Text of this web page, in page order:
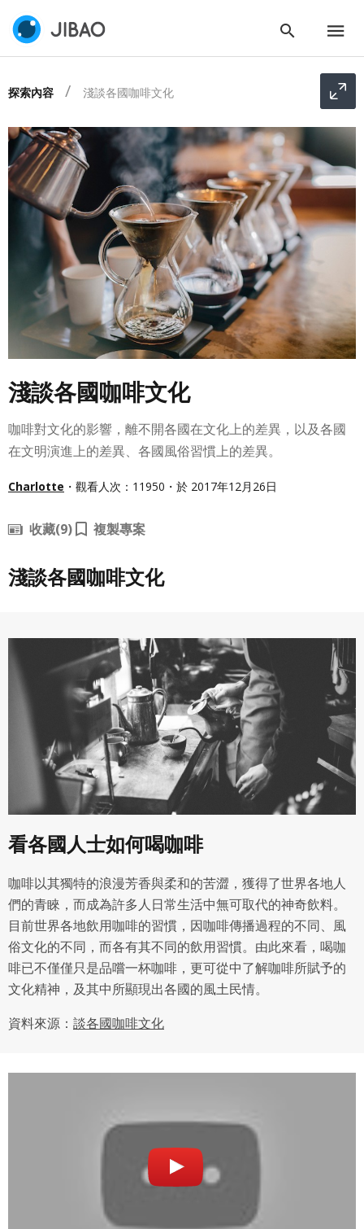
探索內容 淺談各國咖啡文化
淺談各國咖啡文化
咖啡對文化的影響，離不開各國在文化上的差異，以及各國
在文明演進上的差異、各國風俗習慣上的差異。
Charlotte ・觀看人次：11950・於 2017年12月26日
收藏(9) 複製專案
淺談各國咖啡文化
看各國人士如何喝咖啡
咖啡以其獨特的浪漫芳香與柔和的苦澀，獲得了世界各地人
們的青睞，而成為許多人日常生活中無可取代的神奇飲料。
目前世界各地飲用咖啡的習慣，因咖啡傳播過程的不同、風
俗文化的不同，而各有其不同的飲用習慣。由此來看，喝咖
啡已不僅僅只是品嚐一杯咖啡，更可從中了解咖啡所賦予的
文化精神，及其中所顯現出各國的風土民情。
資料來源： 談各國咖啡文化